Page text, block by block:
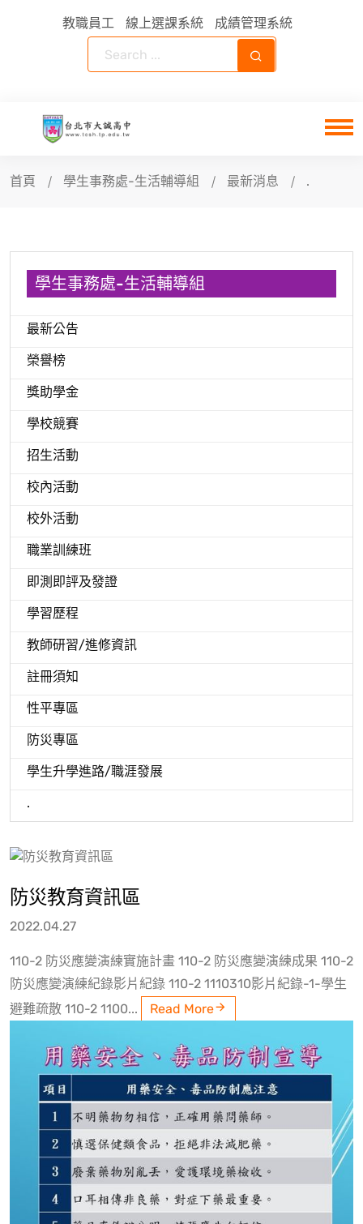
教職員工 線上選課系統 成績管理系統
首頁 學生事務處-生活輔導組 最新消息 .
學生事務處-生活輔導組
最新公告
榮譽榜
獎助學金
學校競賽
招生活動
校內活動
校外活動
職業訓練班
即測即評及發證
學習歷程
教師研習/進修資訊
註冊須知
性平專區
防災專區
學生升學進路/職涯發展
.
防災教育資訊區
2022.04.27
110-2 防災應變演練實施計畫 110-2 防災應變演練成果 110-2
防災應變演練紀錄影片紀錄 110-2 1110310影片紀錄-1-學生
避難疏散 110-2 1100...
Read More